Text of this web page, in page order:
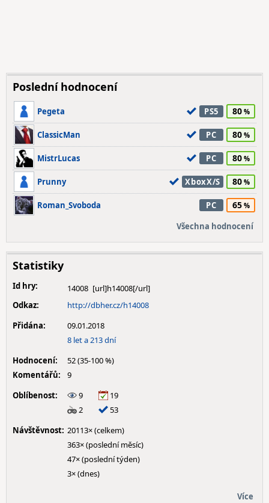
Poslední hodnocení
Pegeta PS5 80
ClassicMan PC 80
MistrLucas PC 80
Prunny XboxX/S 80
Roman_Svoboda PC 65
Všechna hodnocení
Statistiky
Id hry:
14008
Odkaz:
http://dbher.cz/h14008
Přidána:
09.01.2018
8 let a 213 dní
Hodnocení:
52 (35-100 %)
Komentářů:
9
Oblíbenost:
9
19
2
53
Návštěvnost: 20113× (celkem)
363× (poslední měsíc)
47× (poslední týden)
3× (dnes)
Více